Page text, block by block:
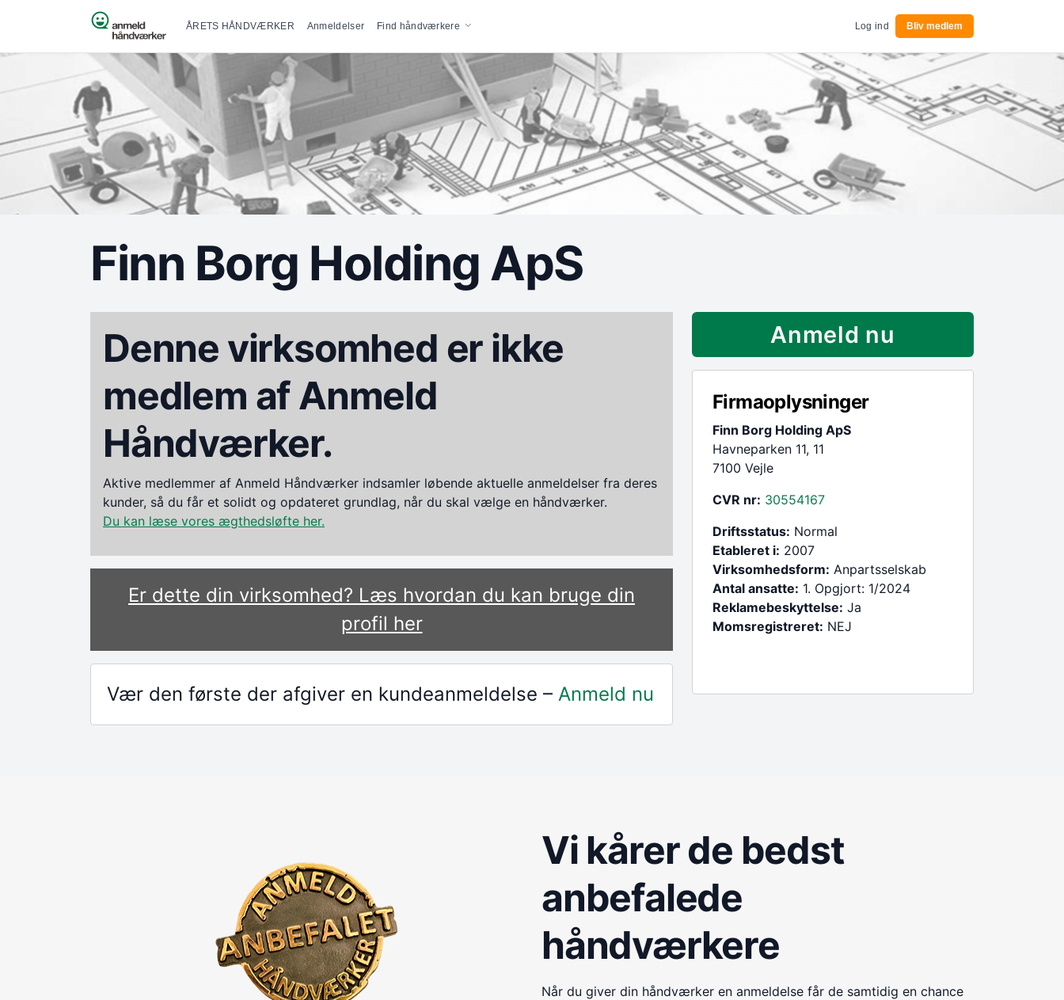
Spring til indhold Primær navigation
ÅRETS HÅNDVÆRKER Anmeldelser Find håndværkere Log ind Bliv medlem
Finn Borg Holding ApS
Denne virksomhed er ikke
medlem af Anmeld
Håndværker.
Aktive medlemmer af Anmeld Håndværker indsamler løbende aktuelle anmeldelser fra deres
kunder, så du får et solidt og opdateret grundlag, når du skal vælge en håndværker.
Du kan læse vores ægthedsløfte her.
Er dette din virksomhed? Læs hvordan du kan bruge din
profil her
Vær den første der afgiver en kundeanmeldelse – Anmeld nu
Anmeld nu
Firmaoplysninger
Finn Borg Holding ApS
Havneparken 11, 11
7100 Vejle
CVR nr: 30554167
Driftsstatus: Normal
Etableret i: 2007
Virksomhedsform: Anpartsselskab
Antal ansatte: 1. Opgjort: 1/2024
Reklamebeskyttelse: Ja
Momsregistreret: NEJ
Vi kårer de bedst
anbefalede
håndværkere
Når du giver din håndværker en anmeldelse får de samtidig en chance